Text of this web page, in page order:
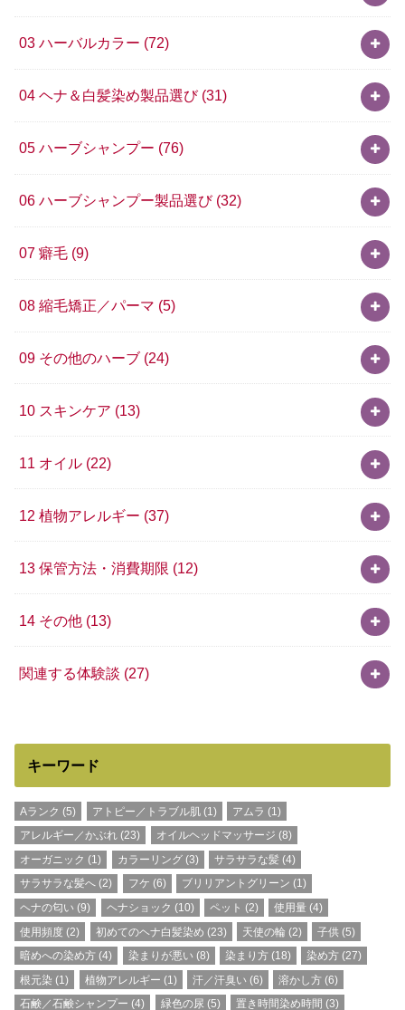
03 ハーバルカラー (72)
04 ヘナ＆白髪染め製品選び (31)
05 ハーブシャンプー (76)
06 ハーブシャンプー製品選び (32)
07 癖毛 (9)
08 縮毛矯正／パーマ (5)
09 その他のハーブ (24)
10 スキンケア (13)
11 オイル (22)
12 植物アレルギー (37)
13 保管方法・消費期限 (12)
14 その他 (13)
関連する体験談 (27)
キーワード
Aランク (5) アトピー／トラブル肌(1) アムラ (1)
アレルギー／かぶれ (23) オイルヘッドマッサージ (8)
オーガニック (1) カラーリング(3) サラサラな髪(4)
サラサラな髪へ (2) フケ (6) ブリリアントグリーン (1)
ヘナの匂い (9) ヘナショック (10) ペット (2) 使用量 (4)
使用頻度 (2) 初めてのヘナ白髪染め (23) 天使の輪 (2) 子供 (5)
暗めへの染め方 (4) 染まりが悪い(8) 染まり方(18) 染め方 (27)
根元染 (1) 植物アレルギー (1) 汗／汗臭い(6) 溶かし方 (6)
石鹸／石鹸シャンプー (4) 緑色の尿 (5) 置き時間染め時間 (3)